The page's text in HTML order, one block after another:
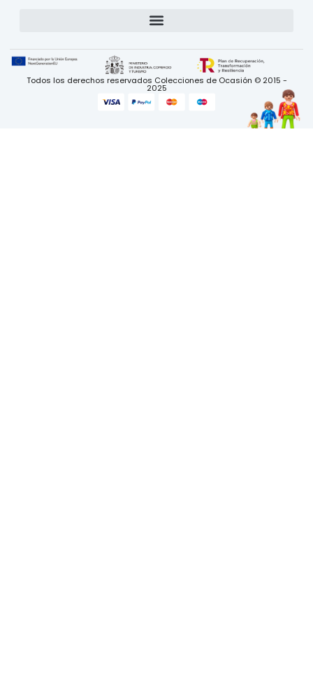
Todos los derechos reservados Colecciones de Ocasión © 2015 -
2025